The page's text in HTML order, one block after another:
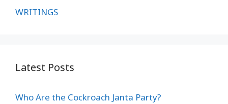
WRITINGS
Latest Posts
Who Are the Cockroach Janta Party?